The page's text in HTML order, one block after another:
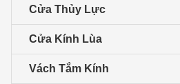
Cửa Thủy Lực
Cửa Kính Lùa
Vách Tắm Kính